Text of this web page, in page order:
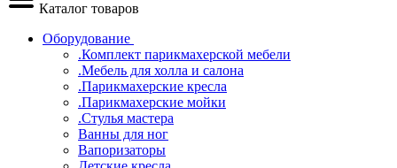
Каталог товаров
Оборудование
.Комплект парикмахерской мебели
.Мебель для холла и салона
.Парикмахерские кресла
.Парикмахерские мойки
.Стулья мастера
Ванны для ног
Вапоризаторы